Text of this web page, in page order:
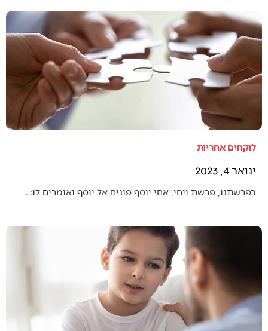
לוקחים אחריות
ינואר 4, 2023
בפרשתנו, פרשת ויחי, אחי יוסף פונים אל יוסף ואומרים לו:…